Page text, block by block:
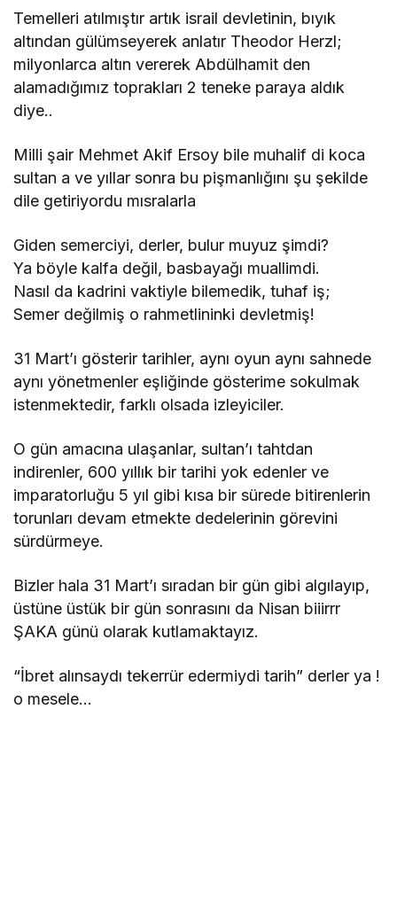
Temelleri atılmıştır artık israil devletinin, bıyık
altından gülümseyerek anlatır Theodor Herzl;
milyonlarca altın vererek Abdülhamit den
alamadığımız toprakları 2 teneke paraya aldık
diye..
Milli şair Mehmet Akif Ersoy bile muhalif di koca
sultan a ve yıllar sonra bu pişmanlığını şu şekilde
dile getiriyordu mısralarla
Giden semerciyi, derler, bulur muyuz şimdi?
Ya böyle kalfa değil, basbayağı muallimdi.
Nasıl da kadrini vaktiyle bilemedik, tuhaf iş;
Semer değilmiş o rahmetlininki devletmiş!
31 Mart’ı gösterir tarihler, aynı oyun aynı sahnede
aynı yönetmenler eşliğinde gösterime sokulmak
istenmektedir, farklı olsada izleyiciler.
O gün amacına ulaşanlar, sultan’ı tahtdan
indirenler, 600 yıllık bir tarihi yok edenler ve
imparatorluğu 5 yıl gibi kısa bir sürede bitirenlerin
torunları devam etmekte dedelerinin görevini
sürdürmeye.
Bizler hala 31 Mart’ı sıradan bir gün gibi algılayıp,
üstüne üstük bir gün sonrasını da Nisan biiirrr
ŞAKA günü olarak kutlamaktayız.
“İbret alınsaydı tekerrür edermiydi tarih” derler ya !
o mesele…